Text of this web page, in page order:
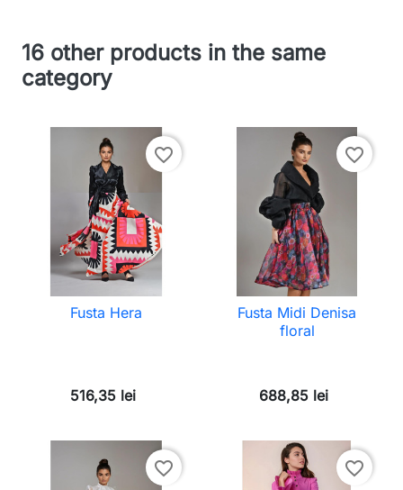
16 other products in the same
category
favorite_border
Fusta Hera
516,35 lei
favorite_border
Fusta Midi Denisa
floral
688,85 lei
favorite_border favorite_border